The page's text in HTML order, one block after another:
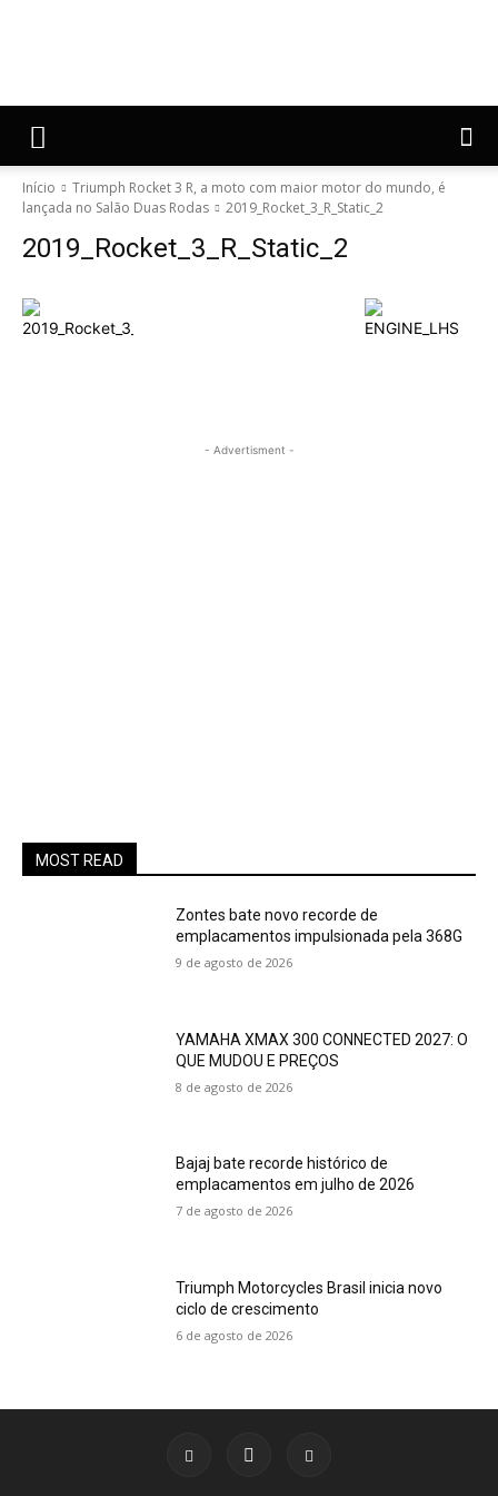
Início
Triumph Rocket 3 R, a moto com maior motor do mundo, é
lançada no Salão Duas Rodas
2019_Rocket_3_R_Static_2
2019_Rocket_3_R_Static_2
- Advertisment -
MOST READ
Zontes bate novo recorde de
emplacamentos impulsionada pela 368G
9 de agosto de 2026
YAMAHA XMAX 300 CONNECTED 2027: O
QUE MUDOU E PREÇOS
8 de agosto de 2026
Bajaj bate recorde histórico de
emplacamentos em julho de 2026
7 de agosto de 2026
Triumph Motorcycles Brasil inicia novo
ciclo de crescimento
6 de agosto de 2026